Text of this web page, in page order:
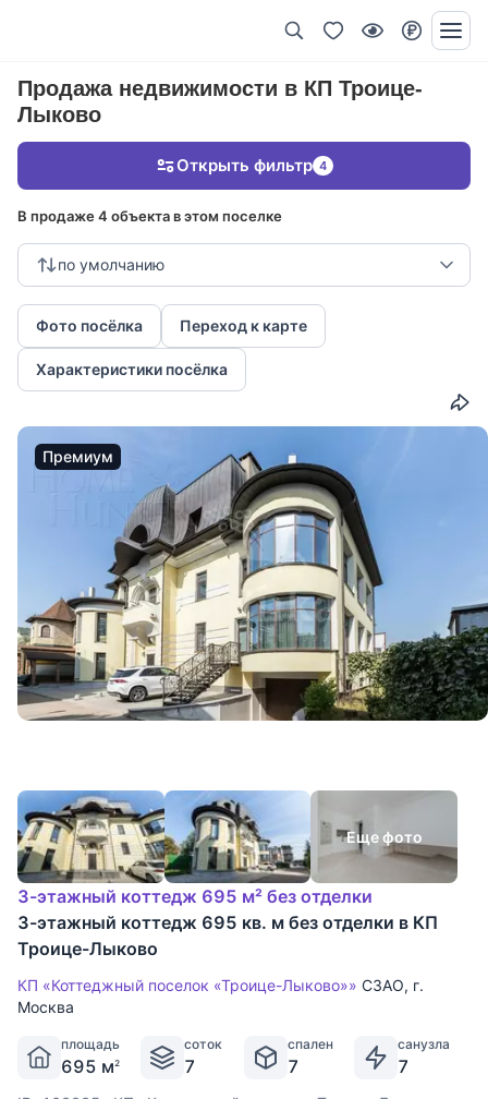
Продажа недвижимости в КП Троице-
Лыково
В продаже 4 объекта в этом поселке
по умолчанию
Фото посёлка Переход к карте
Характеристики посёлка
Открыть фильтр 4
Премиум
Еще фото
3-этажный коттедж 695 м² без отделки
3-этажный коттедж 695 кв. м без отделки в КП
Троице-Лыково
КП «Коттеджный поселок «Троице-Лыково»» СЗАО, г.
Москва
площадь
695 м2
соток
7
спален
7
санузла
7